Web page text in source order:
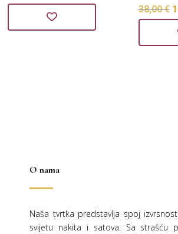
cijena
bila
je:
38,00€
O nama
Naša tvrtka predstavlja spoj
svijetu nakita i satova. Sa strašću